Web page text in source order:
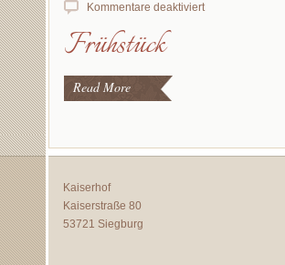
Kommentare deaktiviert
Frühstück
Read More
Kaiserhof
Kaiserstraße 80
53721 Siegburg